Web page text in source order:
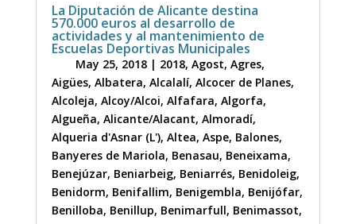
La Diputación de Alicante destina
570.000 euros al desarrollo de
actividades y al mantenimiento de
Escuelas Deportivas Municipales
May 25, 2018| 2018, Agost, Agres,
Aigües, Albatera, Alcalalí, Alcocer de Planes,
Alcoleja, Alcoy/Alcoi, Alfafara, Algorfa,
Algueña, Alicante/Alacant, Almoradí,
Alqueria d'Asnar (L'), Altea, Aspe, Balones,
Banyeres de Mariola, Benasau, Beneixama,
Benejúzar, Beniarbeig, Beniarrés, Benidoleig,
Benidorm, Benifallim, Benigembla, Benijófar,
Benilloba, Benillup, Benimarfull, Benimassot,